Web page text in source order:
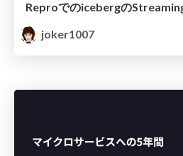
joker1007